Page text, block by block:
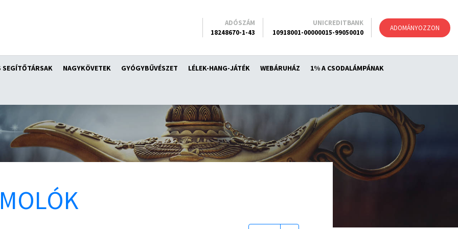
ADOMÁNYOZZON
SEGÍTŐTÁRSAK NAGYKÖVETEK GYÓGYBŰVÉSZET LÉLEK-HANG-JÁTÉK WEBÁRUHÁZ 1% A CSODALÁMPÁNAK
ADÓSZÁM
18248670-1-43
UNICREDITBANK
10918001-00000015-99050010